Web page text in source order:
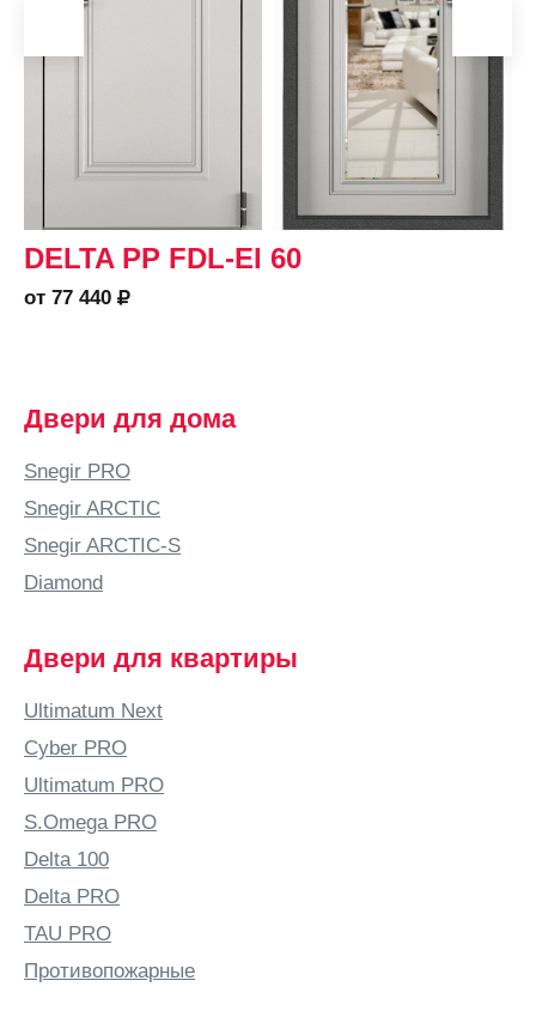
DELTA PP FDL-EI 60
от 77 440
Двери для дома
Snegir PRO
Snegir ARCTIC
Snegir ARCTIC-S
Diamond
Двери для квартиры
Ultimatum Next
Cyber PRO
Ultimatum PRO
S.Omega PRO
Delta 100
Delta PRO
TAU PRO
Противопожарные